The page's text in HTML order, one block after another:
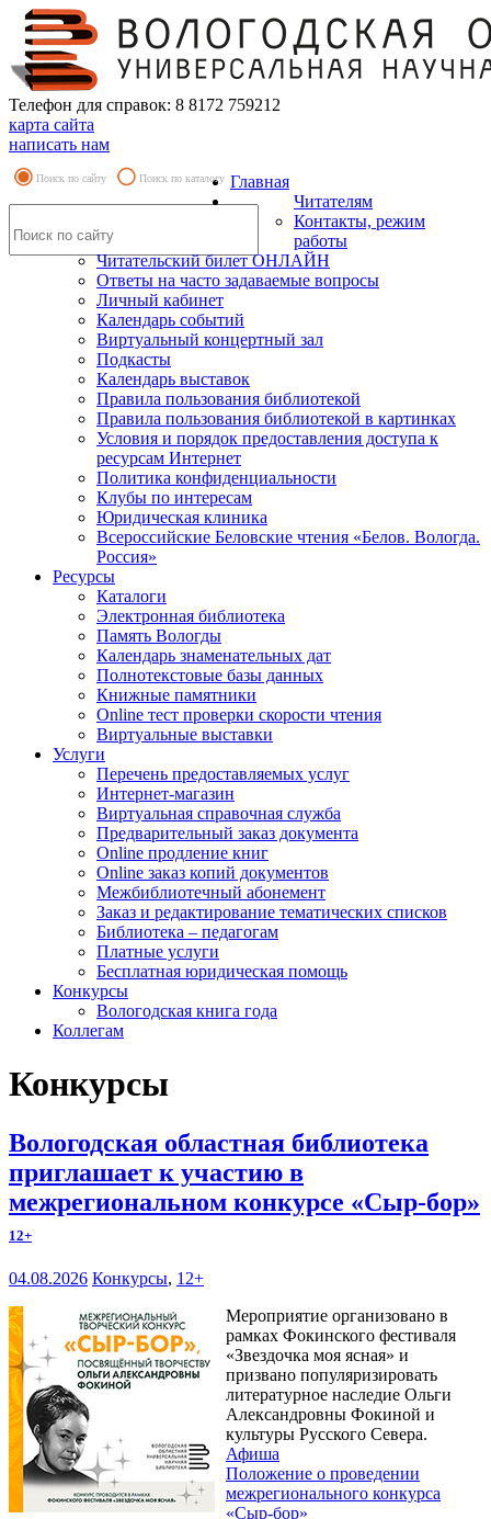
Телефон для справок: 8 8172 759212
карта сайта
написать нам
Поиск по сайту Поиск по каталогу Главная
Читателям
Контакты, режим
работы
Читательский билет ОНЛАЙН
Ответы на часто задаваемые вопросы
Личный кабинет
Календарь событий
Виртуальный концертный зал
Подкасты
Календарь выставок
Правила пользования библиотекой
Правила пользования библиотекой в картинках
Условия и порядок предоставления доступа к
ресурсам Интернет
Политика конфиденциальности
Клубы по интересам
Юридическая клиника
Всероссийские Беловские чтения «Белов. Вологда.
Россия»
Ресурсы
Каталоги
Электронная библиотека
Память Вологды
Календарь знаменательных дат
Полнотекстовые базы данных
Книжные памятники
Online тест проверки скорости чтения
Виртуальные выставки
Услуги
Перечень предоставляемых услуг
Интернет-магазин
Виртуальная справочная служба
Предварительный заказ документа
Online продление книг
Online заказ копий документов
Межбиблиотечный абонемент
Заказ и редактирование тематических списков
Библиотека – педагогам
Платные услуги
Бесплатная юридическая помощь
Конкурсы
Вологодская книга года
Коллегам
Конкурсы
Вологодская областная библиотека
приглашает к участию в
межрегиональном конкурсе «Сыр-бор»
12+
04.08.2026 Конкурсы, 12+
Мероприятие организовано в
рамках Фокинского фестиваля
«Звездочка моя ясная» и
призвано популяризировать
литературное наследие Ольги
Александровны Фокиной и
культуры Русского Севера.
Афиша
Положение о проведении
межрегионального конкурса
«Сыр-бор»